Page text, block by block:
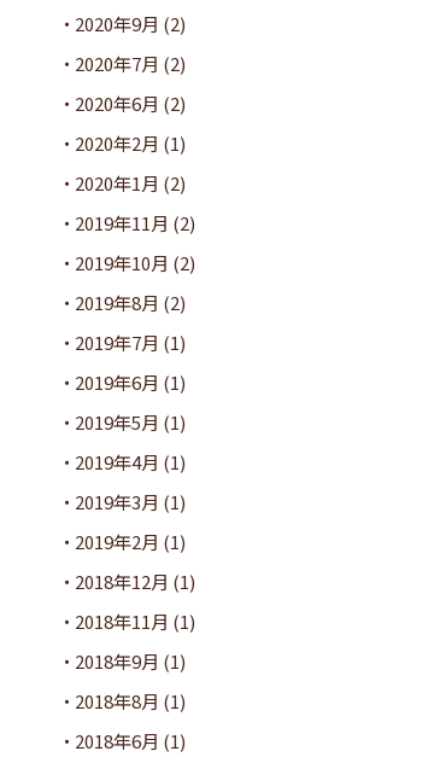
2020年9月 (2)
2020年7月 (2)
2020年6月 (2)
2020年2月 (1)
2020年1月 (2)
2019年11月 (2)
2019年10月 (2)
2019年8月 (2)
2019年7月 (1)
2019年6月 (1)
2019年5月 (1)
2019年4月 (1)
2019年3月 (1)
2019年2月 (1)
2018年12月 (1)
2018年11月 (1)
2018年9月 (1)
2018年8月 (1)
2018年6月 (1)